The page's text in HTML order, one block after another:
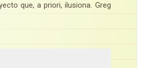
que, a priori, ilusiona. Greg